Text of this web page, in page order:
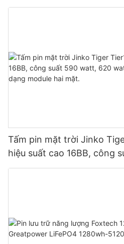
song song 9 thiết bị cho
Tấm pin mặt trời Jinko
hiệu suất cao 16BB, công
watt, 630 watt, 650 watt,